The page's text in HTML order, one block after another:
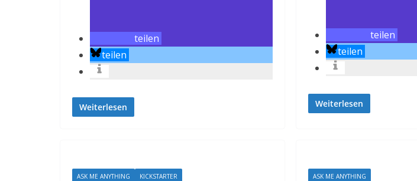
teilen
teilen
Weiterlesen
teilen
teilen
Weiterlesen
ASK ME ANYTHING KICKSTARTER ASK ME ANYTHING